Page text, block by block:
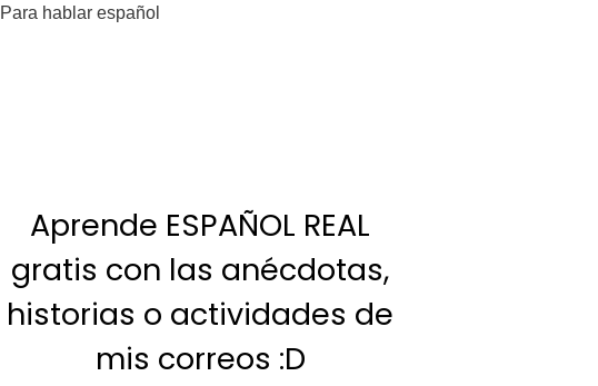
hablar español
Aprende ESPAÑOL REAL
gratis con las anécdotas,
historias o actividades de
mis correos :D